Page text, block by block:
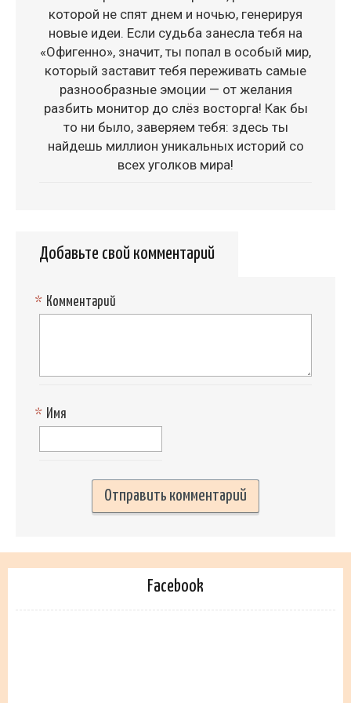
которой не спят днем и ночью, генерируя
новые идеи. Если судьба занесла тебя на
«Офигенно», значит, ты попал в особый мир,
который заставит тебя переживать самые
разнообразные эмоции — от желания
разбить монитор до слёз восторга! Как бы
то ни было, заверяем тебя: здесь ты
найдешь миллион уникальных историй со
всех уголков мира!
Добавьте свой комментарий
Комментарий
*
Имя
*
Facebook